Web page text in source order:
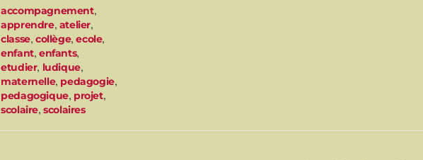
accompagnement,
apprendre, atelier,
classe,collège,ecole,
enfant,enfants,
etudier, ludique,
maternelle, pedagogie,
pedagogique, projet,
scolaire,scolaires